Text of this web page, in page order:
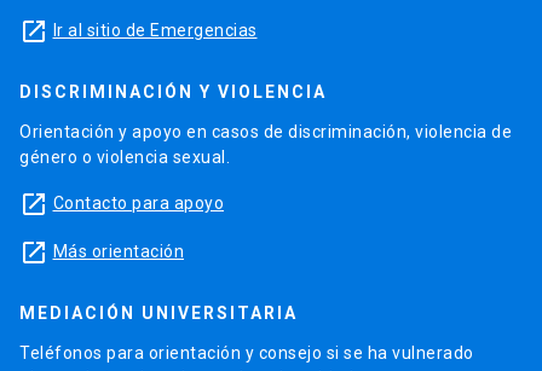
launch Ir al sitio de Emergencias
DISCRIMINACIÓN Y VIOLENCIA
Orientación y apoyo en casos de discriminación, violencia de
género o violencia sexual.
launch Contacto para apoyo
launch Más orientación
MEDIACIÓN UNIVERSITARIA
Teléfonos para orientación y consejo si se ha vulnerado